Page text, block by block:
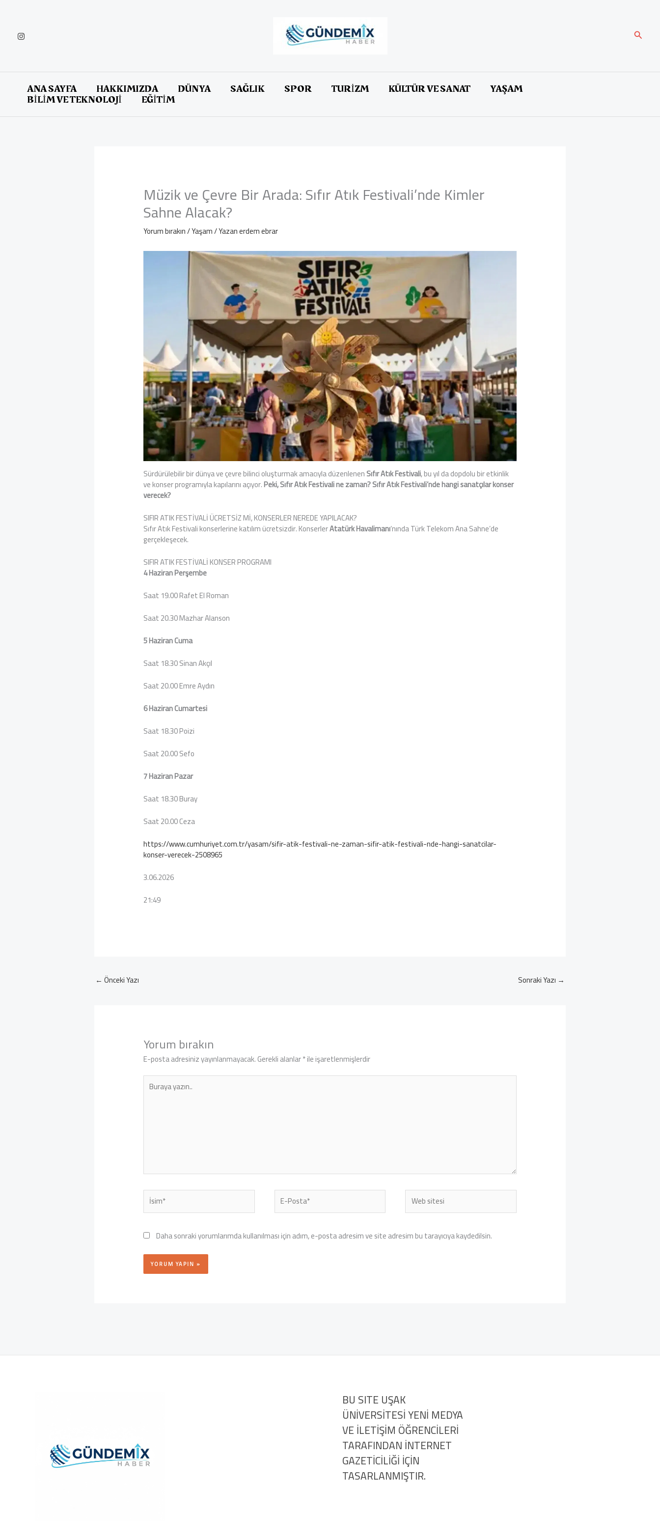
Arama
ANA SAYFA HAKKIMIZDA DÜNYA SAĞLIK SPOR TURİZM KÜLTÜR VE SANAT YAŞAM
BİLİM VE TEKNOLOJİ EĞİTİM
Müzik ve Çevre Bir Arada: Sıfır Atık Festivali’nde Kimler
Sahne Alacak?
Yorum bırakın/Yaşam/ Yazanerdem ebrar
Sürdürülebilir bir dünya ve çevre bilinci oluşturmak amacıyla düzenlenenSıfır Atık Festivali, bu yıl da dopdolu bir etkinlik
ve konser programıyla kapılarını açıyor.Peki, Sıfır Atık Festivali ne zaman? Sıfır Atık Festivali’nde hangi sanatçılar konser
verecek?
SIFIR ATIK FESTİVALİ ÜCRETSİZ Mİ, KONSERLER NEREDE YAPILACAK?
Sıfır Atık Festivali konserlerine katılım ücretsizdir. KonserlerAtatürk Havalimanı‘nında Türk Telekom Ana Sahne’de
gerçekleşecek.
SIFIR ATIK FESTİVALİ KONSER PROGRAMI
4 Haziran Perşembe
Saat 19.00 Rafet El Roman
Saat 20.30 Mazhar Alanson
5 Haziran Cuma
Saat 18.30 Sinan Akçıl
Saat 20.00 Emre Aydın
6 Haziran Cumartesi
Saat 18.30 Poizi
Saat 20.00 Sefo
7 Haziran Pazar
Saat 18.30 Buray
Saat 20.00 Ceza
https://www.cumhuriyet.com.tr/yasam/sifir-atik-festivali-ne-zaman-sifir-atik-festivali-nde-hangi-sanatcilar-
konser-verecek-2508965
3.06.2026
21:49
← Önceki Yazı Sonraki Yazı →
Yorum bırakın
E-posta adresiniz yayınlanmayacak.Gerekli alanlar*ile işaretlenmişlerdir
Buraya
yazın..
İsim* E-
Posta*
Web
sitesi
Daha sonraki yorumlarımda kullanılması için adım, e-posta adresim ve site adresim bu tarayıcıya kaydedilsin.
BU SITE UŞAK
ÜNİVERSİTESİ YENİ MEDYA
VE İLETİŞİM ÖĞRENCİLERİ
TARAFINDAN İNTERNET
GAZETİCİLİĞİ İÇİN
TASARLANMIŞTIR.